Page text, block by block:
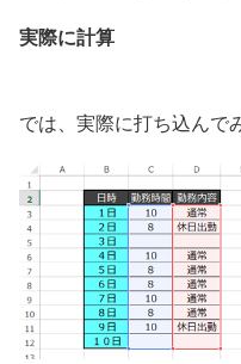
実際に計算
では、実際に打ち込んで